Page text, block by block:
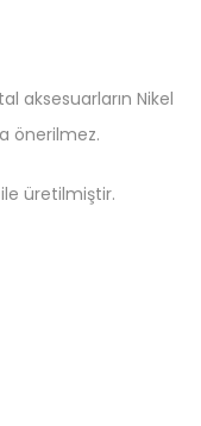
aksesuarların Nikel
önerilmez.
üretilmiştir.